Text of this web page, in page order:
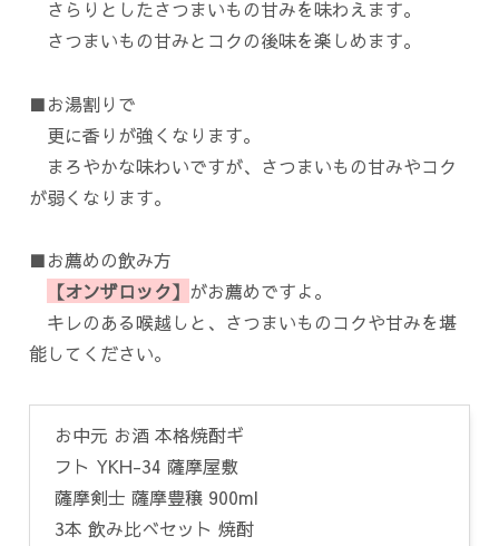
さらりとしたさつまいもの甘みを味わえます。
さつまいもの甘みとコクの後味を楽しめます。
■お湯割りで
更に香りが強くなります。
まろやかな味わいですが、さつまいもの甘みやコク
が弱くなります。
■お薦めの飲み方
【オンザロック】 がお薦めですよ。
キレのある喉越しと、さつまいものコクや甘みを堪
能してください。
お中元 お酒 本格焼酎ギ
フト YKH-34 薩摩屋敷
薩摩剣士 薩摩豊穣 900ml
3本 飲み比べセット 焼酎